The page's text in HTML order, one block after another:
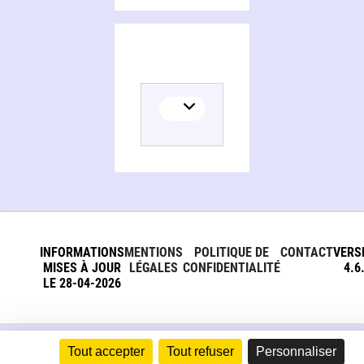
Tout accepter Tout refuser Personnaliser
INFORMATIONS
MISES À JOUR
LE 28-04-2026
MENTIONS
LÉGALES
POLITIQUE DE
CONFIDENTIALITÉ
CONTACT